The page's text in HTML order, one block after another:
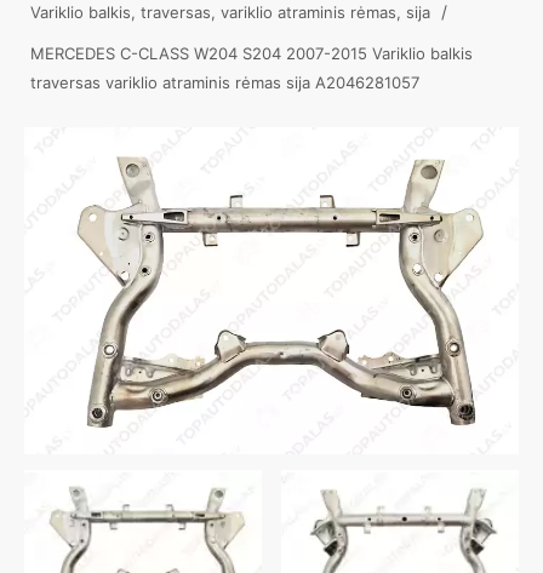
Variklio balkis, traversas, variklio atraminis rėmas, sija /
MERCEDES C-CLASS W204 S204 2007-2015 Variklio balkis
traversas variklio atraminis rėmas sija A2046281057